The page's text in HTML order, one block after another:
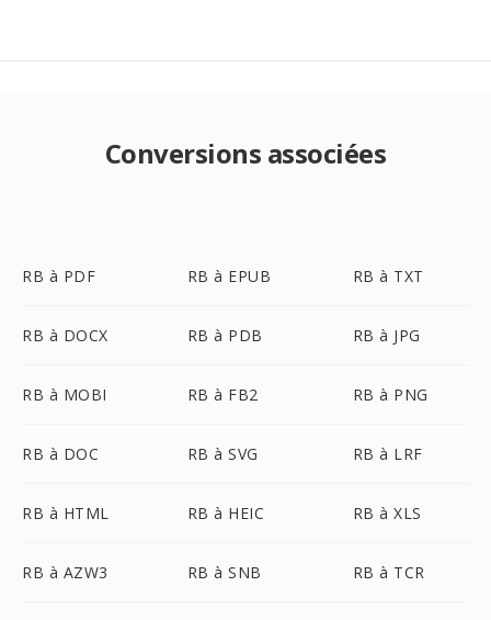
Conversions associées
RB à PDF RB à EPUB RB à TXT
RB à DOCX RB à PDB RB à JPG
RB à MOBI RB à FB2 RB à PNG
RB à DOC RB à SVG RB à LRF
RB à HTML RB à HEIC RB à XLS
RB à AZW3 RB à SNB RB à TCR